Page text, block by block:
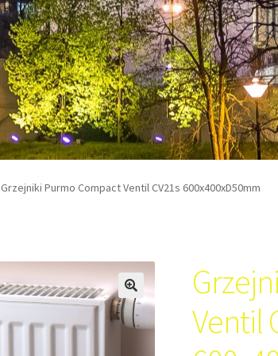
Grzejniki Purmo Compact Ventil CV21s 600x400xD50mm
Ventil